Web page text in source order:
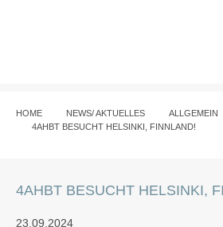
HOME NEWS/ AKTUELLES
ALLGEMEIN
4AHBT BESUCHT HELSINKI, FINNLAND!
4AHBT BESUCHT HELSINKI,
23.09.2024